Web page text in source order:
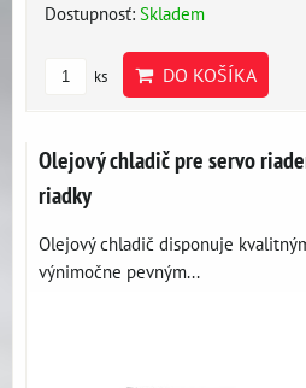
Dostupnosť: Skladem
ks DO KOŠÍKA
Olejový chladič pre servo
riadky
Olejový chladič disponuje
výnimočne pevným...